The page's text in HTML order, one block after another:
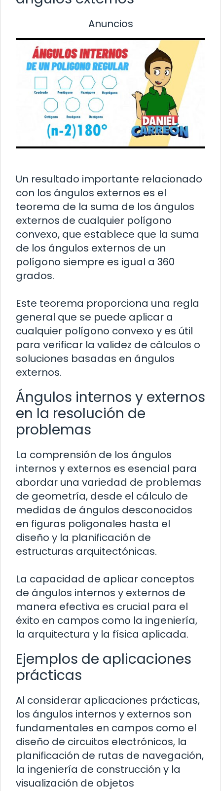
Anuncios
Un resultado importante relacionado
con los ángulos externos es el
teorema de la suma de los ángulos
externos de cualquier polígono
convexo, que establece que la suma
de los ángulos externos de un
polígono siempre es igual a 360
grados.
Este teorema proporciona una regla
general que se puede aplicar a
cualquier polígono convexo y es útil
para verificar la validez de cálculos o
soluciones basadas en ángulos
externos.
Ángulos internos y externos
en la resolución de
problemas
La comprensión de los ángulos
internos y externos es esencial para
abordar una variedad de problemas
de geometría, desde el cálculo de
medidas de ángulos desconocidos
en figuras poligonales hasta el
diseño y la planificación de
estructuras arquitectónicas.
La capacidad de aplicar conceptos
de ángulos internos y externos de
manera efectiva es crucial para el
éxito en campos como la ingeniería,
la arquitectura y la física aplicada.
Ejemplos de aplicaciones
prácticas
Al considerar aplicaciones prácticas,
los ángulos internos y externos son
fundamentales en campos como el
diseño de circuitos electrónicos, la
planificación de rutas de navegación,
la ingeniería de construcción y la
visualización de objetos